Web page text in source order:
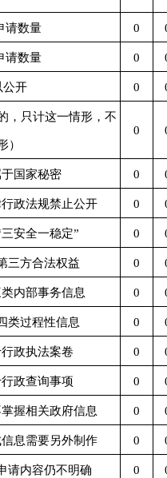
请数量 0
请数量 0
公开 0
，只计这一情形，不
）
0
于国家秘密 0
政法规禁止公开 0
安全一稳定” 0
三方合法权益 0
内部事务信息 0
类过程性信息 0
政执法案卷 0
政查询事项 0
握相关政府信息 0
息需要另外制作 0
请内容仍不明确 0